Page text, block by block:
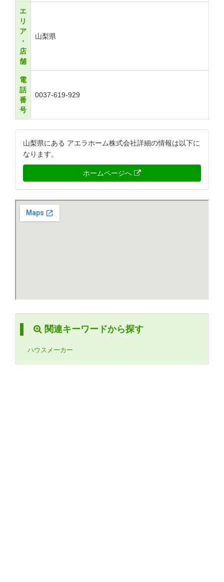
エ
リ
ア
・
店
舗
山梨県
電
話
番
号
0037-619-929
山梨県にある アエラホーム株式会社詳細の情報は以下に
なります。
ホームページへ
関連キーワードから探す
ハウスメーカー